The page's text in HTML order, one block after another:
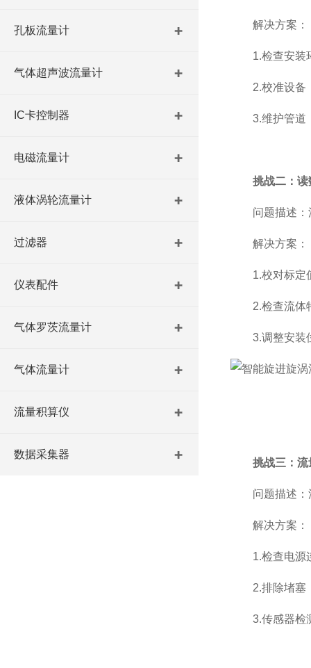
孔板流量计
气体超声波流量计
IC卡控制器
电磁流量计
液体涡轮流量计
过滤器
仪表配件
气体罗茨流量计
气体流量计
流量积算仪
数据采集器
解决方案：
1.检查安装环
2.校准设备：
3.维护管道：
挑战二：读
问题描述：流
解决方案：
1.校对标定值
2.检查流体特
3.调整安装位
挑战三：
问题描述：流
解决方案：
1.检查电源连
2.排除堵塞：
3.传感器检测